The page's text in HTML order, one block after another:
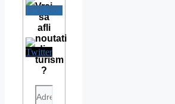
Vrei
sa
afli
noutati
din
turism
?